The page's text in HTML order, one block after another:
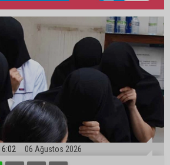
06 Ağustos 2026